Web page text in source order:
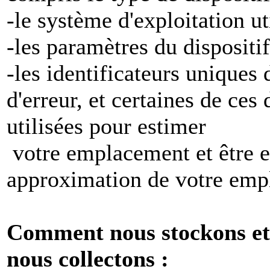
-le système d'exploitation
-les paramètres du dispositif
-les identificateurs uniques
d'erreur, et certaines de
utilisées pour estimer
votre emplacement et être
approximation de votre
Comment nous stockons
nous collectons :